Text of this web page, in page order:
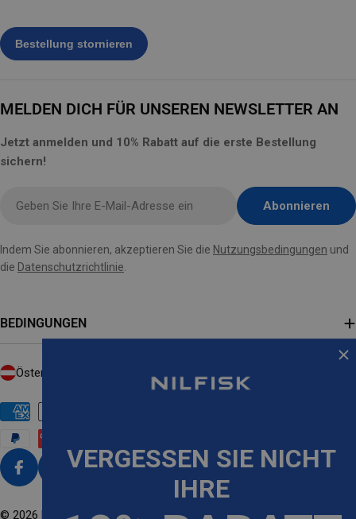
MELDEN DICH FÜR UNSEREN NEWSLETTER AN
Jetzt anmelden und 10% Rabatt auf die erste Bestellung
sichern!
Mail
eingeben
Abonnieren
Indem Sie abonnieren, akzeptieren Sie die Nutzungsbedingungen und
die Datenschutzrichtlinie
BEDINGUNGEN
L
/
R
Zahlungsmethoden
Facebook YouTube
© 2026 Nilfisk. Powered by Shopify
VERGESSEN SIE NICHT
IHRE